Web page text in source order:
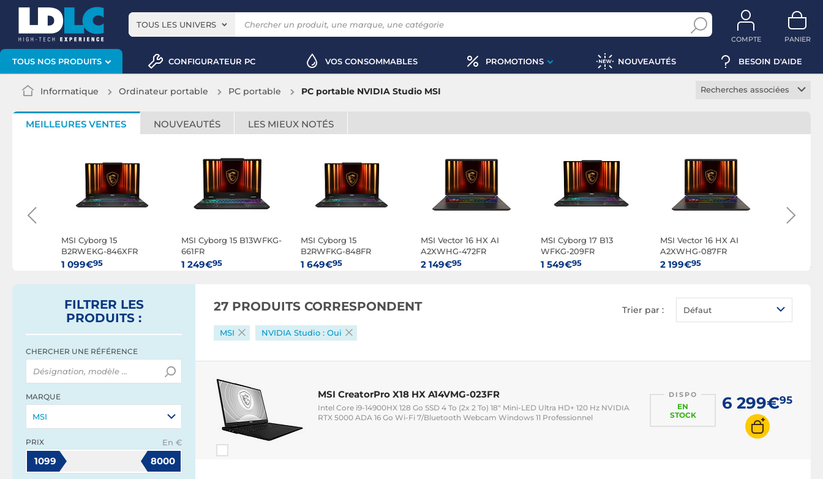
TOUS LES UNIVERS
COMPTE PANIER
TOUS NOS PRODUITS CONFIGURATEUR PC VOS CONSOMMABLES PROMOTIONS NOUVEAUTÉS BESOIN D'AIDE
Informatique Ordinateur portable PC portable PC portable NVIDIA Studio MSI
Recherches associées
PC portable
professionnel
Notebook
PC portable hybride
PC portable tactile
PC portable SSD
PC portable 17 pouces
PC portable i3
PC portable i5
MEILLEURES VENTES NOUVEAUTÉS LES MIEUX NOTÉS
MSI Cyborg 15
B2RWEKG-846XFR
1 099€95
MSI Cyborg 15 B13WFKG-
661FR
1 249€95
MSI Cyborg 15
B2RWFKG-848FR
1 649€95
MSI Vector 16 HX AI
A2XWHG-472FR
2 149€95
MSI Cyborg 17 B13
WFKG-209FR
1 549€95
MSI Vector 16 HX AI
A2XWHG-087FR
2 199€95 1 699€
FILTRER LES
PRODUITS :
CHERCHER UNE RÉFÉRENCE
MARQUE
MSI
PRIX En €
1099 8000
27 PRODUITS CORRESPONDENT Trier par : Défaut
MSI NVIDIA Studio : Oui
MSI CreatorPro X18 HX A14VMG-023FR
Intel Core i9-14900HX 128 Go SSD 4 To (2x 2 To) 18" Mini-LED Ultra HD+ 120 Hz NVIDIA
RTX 5000 ADA 16 Go Wi-Fi 7/Bluetooth Webcam Windows 11 Professionnel
DISPO
EN
STOCK
6 299€95